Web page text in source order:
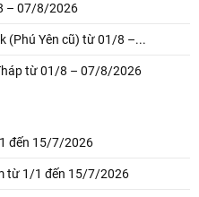
– 07/8/2026
(Phú Yên cũ) từ 01/8 –...
từ 01/8 – 07/8/2026
đến 15/7/2026
từ 1/1 đến 15/7/2026